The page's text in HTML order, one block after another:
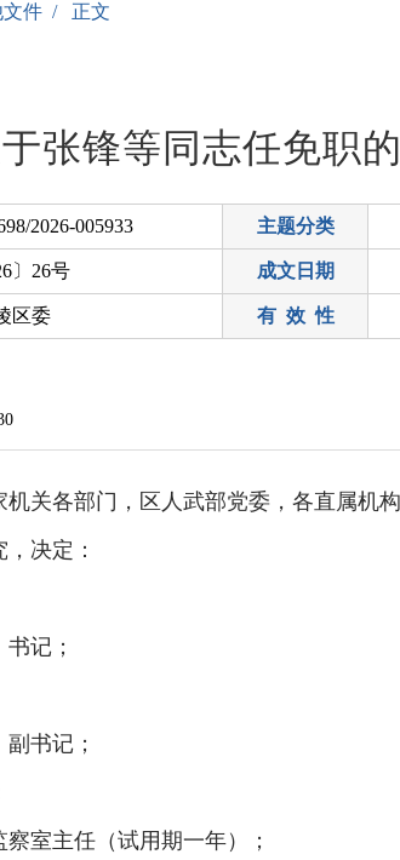
件 / 正文
张锋等同志任免职
2026-005933 主题分类
〕26号 成文日期
区委 有 效 性
关各部门，区人武部党委，各直属机
决定：
记；
书记；
室主任（试用期一年）；